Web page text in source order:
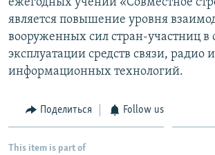
является повышение уровня
вооруженных сил стран-участниц в
эксплуатации средств связи, радио и
информационных технологий.
Поделиться Follow us
This item is part of